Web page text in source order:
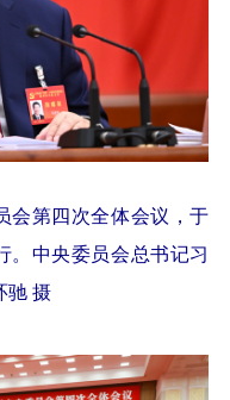
第四次全体会议，于
。中央委员会总书记习
驰 摄